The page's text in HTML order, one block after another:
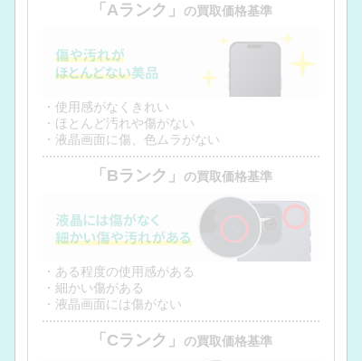
「Aランク」 の買取価格基準
・使用感がなくきれい
・ほとんど汚れや傷がない
・液晶画面に傷、色ムラがない
「Bランク」 の買取価格基準
・ある程度の使用感がある
・細かい傷がある
・液晶画面には傷がない
「Cランク」 の買取価格基準